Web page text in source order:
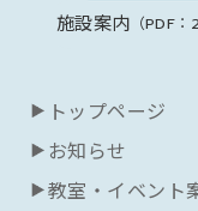
施設案内 （PDF：
トップページ
お知らせ
教室・イベント